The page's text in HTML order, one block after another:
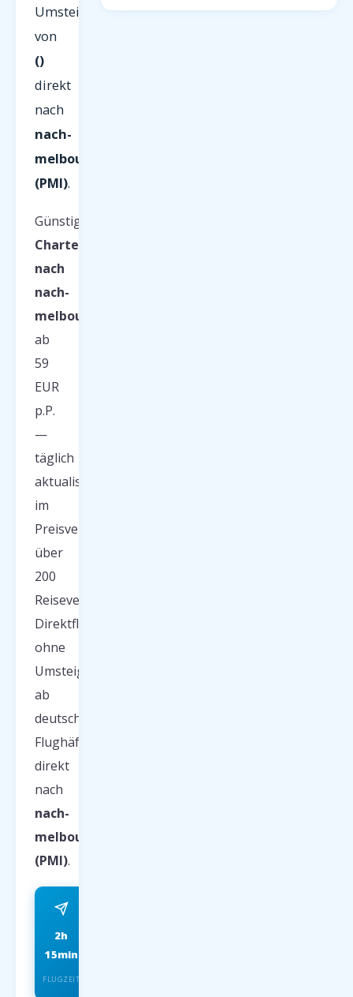
Umsteigen
von
()
direkt
nach
nach-
melbourne/
(PMI).
Günstige
Charterflüge
nach
nach-
melbourne/
ab
59
EUR
p.P.
—
täglich
aktualisiert
im
Preisvergleich
über
200
Reiseveranstalter.
Direktflug
ohne
Umsteigen
ab
deutschen
Flughäfen
direkt
nach
nach-
melbourne/
(PMI).
2h
15min
FLUGZEIT